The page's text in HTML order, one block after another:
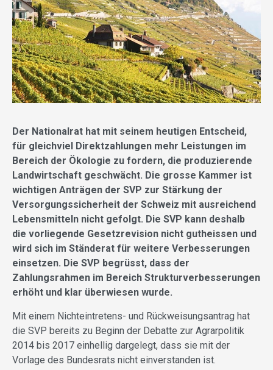
Der Nationalrat hat mit seinem heutigen Entscheid,
für gleichviel Direktzahlungen mehr Leistungen im
Bereich der Ökologie zu fordern, die produzierende
Landwirtschaft geschwächt. Die grosse Kammer ist
wichtigen Anträgen der SVP zur Stärkung der
Versorgungssicherheit der Schweiz mit ausreichend
Lebensmitteln nicht gefolgt. Die SVP kann deshalb
die vorliegende Gesetzrevision nicht gutheissen und
wird sich im Ständerat für weitere Verbesserungen
einsetzen. Die SVP begrüsst, dass der
Zahlungsrahmen im Bereich Strukturverbesserungen
erhöht und klar überwiesen wurde.
Mit einem Nichteintretens- und Rückweisungsantrag hat
die SVP bereits zu Beginn der Debatte zur Agrarpolitik
2014 bis 2017 einhellig dargelegt, dass sie mit der
Vorlage des Bundesrats nicht einverstanden ist.